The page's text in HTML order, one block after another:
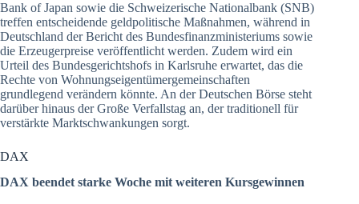
Bank of Japan sowie die Schweizerische Nationalbank (SNB)
treffen entscheidende geldpolitische Maßnahmen, während in
Deutschland der Bericht des Bundesfinanzministeriums sowie
die Erzeugerpreise veröffentlicht werden. Zudem wird ein
Urteil des Bundesgerichtshofs in Karlsruhe erwartet, das die
Rechte von Wohnungseigentümergemeinschaften
grundlegend verändern könnte. An der Deutschen Börse steht
darüber hinaus der Große Verfallstag an, der traditionell für
verstärkte Marktschwankungen sorgt.
DAX
DAX beendet starke Woche mit weiteren Kursgewinnen